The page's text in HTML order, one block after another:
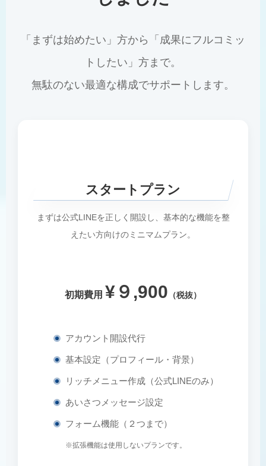
「まずは始めたい」方から「成果にフルコミッ
トしたい」方まで。
無駄のない最適な構成でサポートします。
スタートプラン
まずは公式LINEを正しく開設し、基本的な機能を整
えたい方向けのミニマムプラン。
初期費用 ¥９,900 （税抜）
アカウント開設代行
基本設定（プロフィール・背景）
リッチメニュー作成（公式LINEのみ）
あいさつメッセージ設定
フォーム機能（２つまで）
※拡張機能は使用しないプランです。